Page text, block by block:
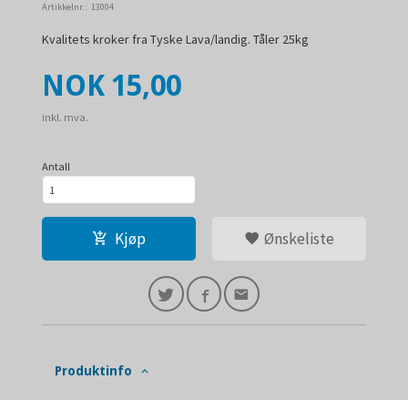
Artikkelnr.: 13004
Kvalitets kroker fra Tyske Lava/landig. Tåler 25kg
Pris
NOK 15,00
inkl. mva.
Antall
Kjøp Ønskeliste
Produktinfo